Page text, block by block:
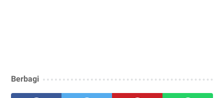
Berbagi